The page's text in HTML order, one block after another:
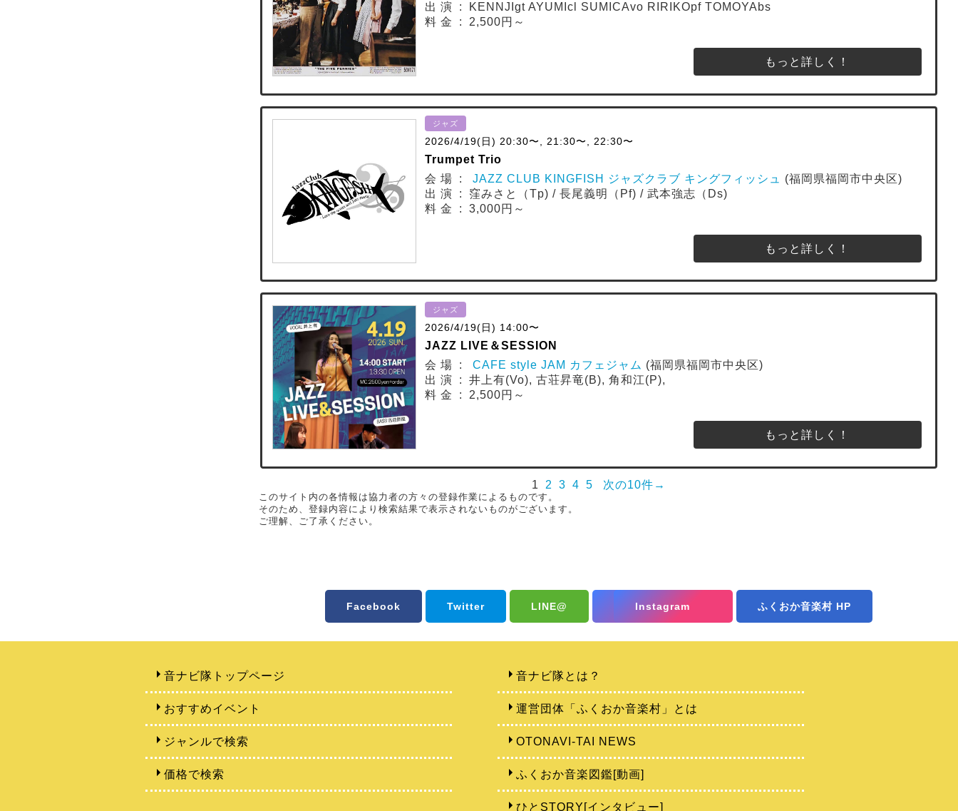
出 演 : KENNJIgt AYUMIcl SUMICAvo RIRIKOpf TOMOYAbs
料 金 : 2,500円～
もっと詳しく！
ジャズ
2026/4/19(日) 20:30〜, 21:30〜, 22:30〜
Trumpet Trio
会 場 : JAZZ CLUB KINGFISH ジャズクラブ キングフィッシュ
(福岡県福岡市中央区)
出 演 : 窪みさと（Tp) / 長尾義明（Pf) / 武本強志（Ds)
料 金 : 3,000円～
もっと詳しく！
ジャズ
2026/4/19(日) 14:00〜
JAZZ LIVE＆SESSION
会 場 : CAFE style JAM カフェジャム (福岡県福岡市中央区)
出 演 : 井上有(Vo), 古荘昇竜(B), 角和江(P),
料 金 : 2,500円～
もっと詳しく！
1 2 3 4 5 次の10件→
このサイト内の各情報は協力者の方々の登録作業によるものです。
そのため、登録内容により検索結果で表示されないものがございます。
ご理解、ご了承ください。
Facebook Twitter LINE@ Instagram ふくおか音楽村 HP
音ナビ隊トップページ
おすすめイベント
ジャンルで検索
価格で検索
音ナビ隊とは？
運営団体「ふくおか音楽村」とは
OTONAVI-TAI NEWS
ふくおか音楽図鑑[動画]
ひとSTORY[インタビュー]